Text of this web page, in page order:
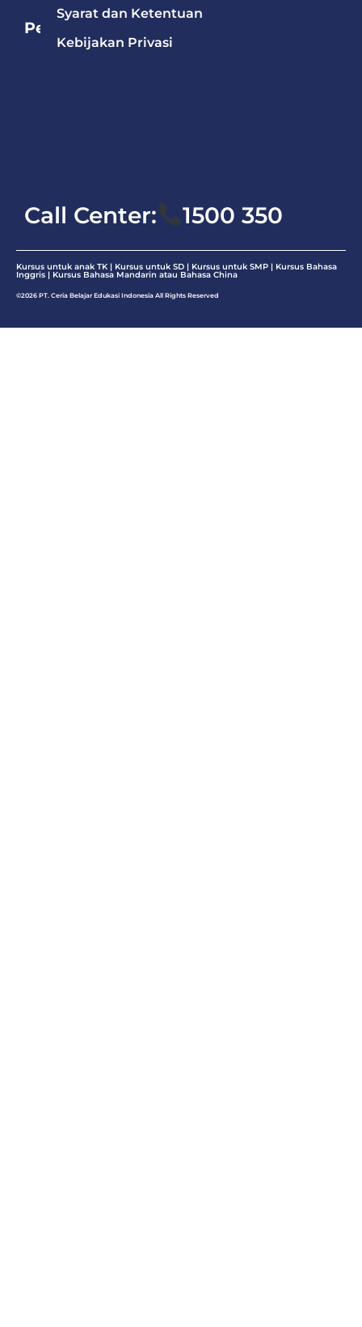
Pelajaran
Syarat dan Ketentuan
Kebijakan Privasi
Call Center: 1500 350
Kursus untuk anak TK | Kursus untuk SD | Kursus untuk SMP | Kursus Bahasa
Inggris | Kursus Bahasa Mandarin atau Bahasa China
©2026 PT. Ceria Belajar Edukasi Indonesia All Rights Reserved